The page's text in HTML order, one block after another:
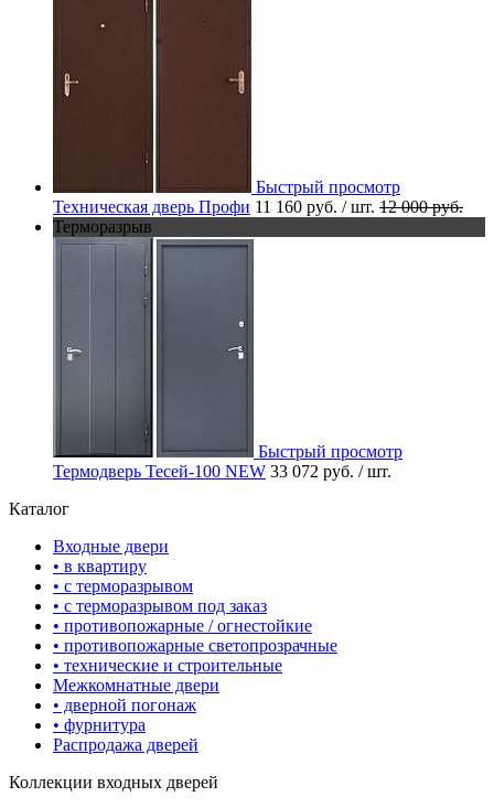
Быстрый просмотр
Техническая дверь Профи 11 160 руб. / шт. 12 000 руб.
Терморазрыв
Быстрый просмотр
Термодверь Тесей-100 NEW 33 072 руб. / шт.
Каталог
Входные двери
• в квартиру
• с терморазрывом
• с терморазрывом под заказ
• противопожарные / огнестойкие
• противопожарные светопрозрачные
• технические и строительные
Межкомнатные двери
• дверной погонаж
• фурнитура
Распродажа дверей
Коллекции входных дверей